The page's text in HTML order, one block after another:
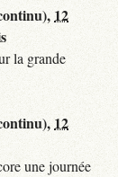
12
la grande
12
une journée